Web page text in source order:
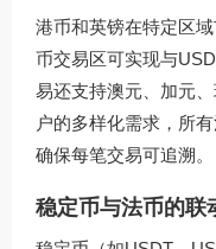
港币和英镑在特定区
币交易区可实现与
易还支持澳元、加元
户的多样化需求，所
确保每笔交易可追溯。
稳定币与法币的联